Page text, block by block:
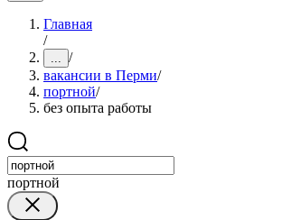
Главная
/
... /
вакансии в Перми/
портной/
без опыта работы
портной